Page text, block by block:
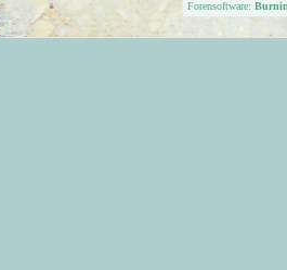
Forensoftware: